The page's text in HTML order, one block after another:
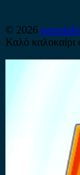
© 2026
Καλό καλοκαίρι